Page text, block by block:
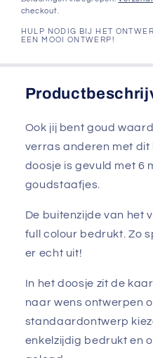
checkout.
HULP NODIG BIJ HET
EEN MOOI ONTWERP!
Ook jij bent goud
verras anderen met dit
doosje is gevuld met 6
goudstaafjes.
De buitenzijde van het
full colour bedrukt. Zo
er echt uit!
In het doosje zit de
naar wens ontwerpen
standaardontwerp
enkelzijdig bedrukt en